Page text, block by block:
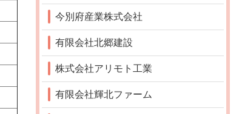
今別府産業株式会社
有限会社北郷建設
株式会社アリモト工業
有限会社輝北ファーム